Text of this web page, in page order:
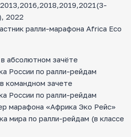
2022
ралли-марафона Africa Eco
абсолютном зачёте
России по ралли-рейдам
командном зачете
России по ралли-рейдам
марафона «Африка Эко Рейс»
мира по ралли-рейдам (в классе